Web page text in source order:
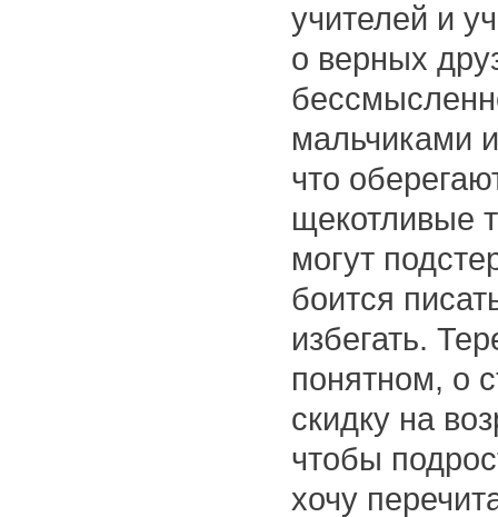
учителей и
о верных
мальчиками
что
щекотливые
могут
боится
избегать.
понятном, о
скидку на
чтобы
хочу